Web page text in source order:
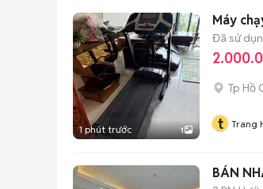
1 phút trước 1
Máy
Đã sử
Tp Hồ
t Trang
BÁN